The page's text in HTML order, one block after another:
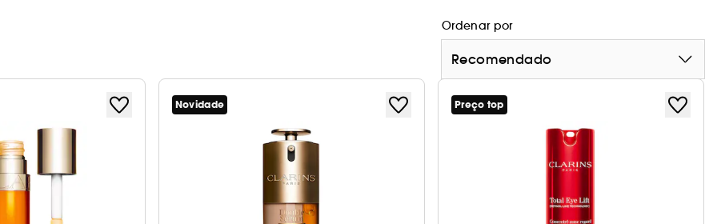
Ordenar por
Recomendado
Novidade Preço top